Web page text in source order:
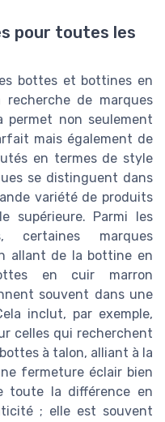
pour toutes les
bottes et bottines en
de marques
permet non seulement
mais également de
en termes de style
se distinguent dans
variété de produits
supérieure. Parmi les
certaines marques
allant de la bottine en
en cuir marron
souvent dans une
inclut, par exemple,
celles qui recherchent
à talon, alliant à la
fermeture éclair bien
toute la différence en
; elle est souvent